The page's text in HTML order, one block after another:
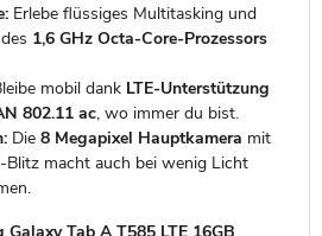
Erlebe flüssiges Multitasking und
1,6 GHz Octa-Core-Prozessors
mobil dank LTE-Unterstützung
802.11 ac, wo immer du bist.
Die 8 Megapixel Hauptkamera mit
macht auch bei wenig Licht